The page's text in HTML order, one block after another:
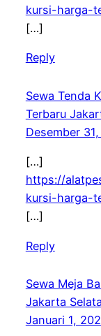
kursi-harga-
[…]
Reply
Sewa Tenda
Terbaru
Desember
[…]
https://
kursi-harga-
[…]
Reply
Sewa Meja
Jakarta
Januari 1,